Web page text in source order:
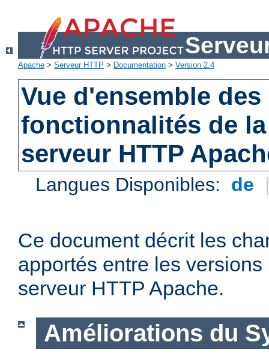
Apache > Serveur HTTP > Documentation > Version 2.4
Vue d'ensemble
fonctionnalités de
serveur HTTP
Langues Disponibles: de
Ce document décrit les
apportés entre les versions
serveur HTTP Apache.
Améliorations du